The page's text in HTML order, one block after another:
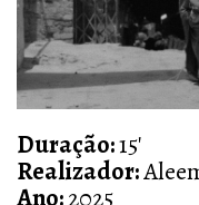
Duração:15'
Realizador:
Ano:2025